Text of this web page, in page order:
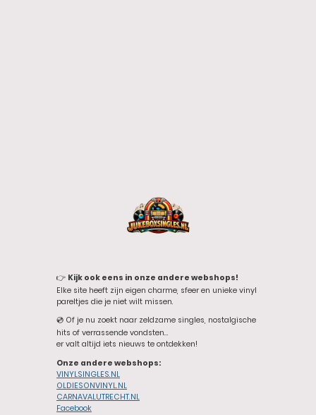
👉 Kijk ook eens in onze andere webshops!
Elke site heeft zijn eigen charme, sfeer en unieke vinyl
pareltjes die je niet wilt missen.
💿 Of je nu zoekt naar zeldzame singles, nostalgische
hits of verrassende vondsten…
er valt altijd iets nieuws te ontdekken!
Onze andere webshops:
VINYLSINGLES.NL
OLDIESONVINYL.NL
CARNAVALUTRECHT.NL
Facebook